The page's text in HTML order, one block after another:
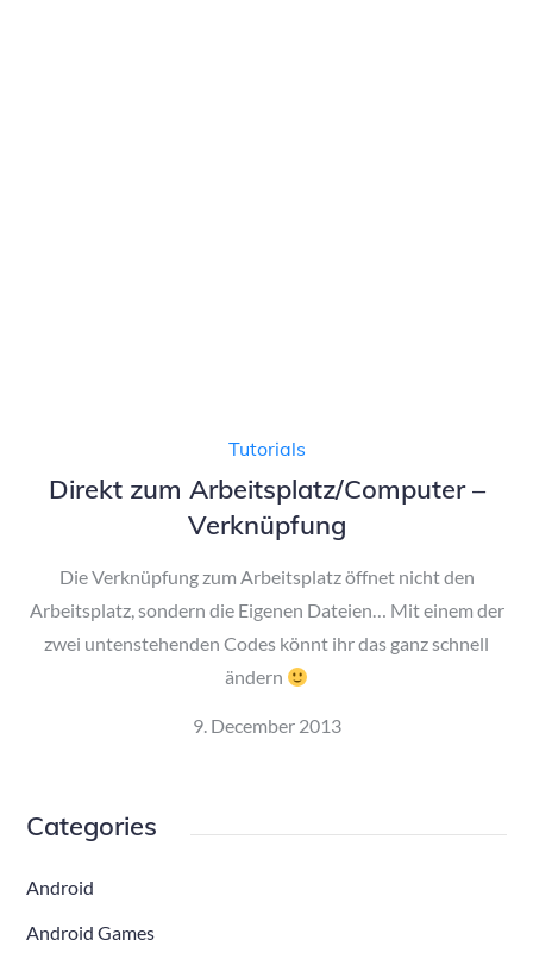
Tutorials
Direkt zum Arbeitsplatz/Computer –
Verknüpfung
Die Verknüpfung zum Arbeitsplatz öffnet nicht den
Arbeitsplatz, sondern die Eigenen Dateien… Mit einem der
zwei untenstehenden Codes könnt ihr das ganz schnell
ändern
Posted
9. December 2013
Categories
Android
Android Games